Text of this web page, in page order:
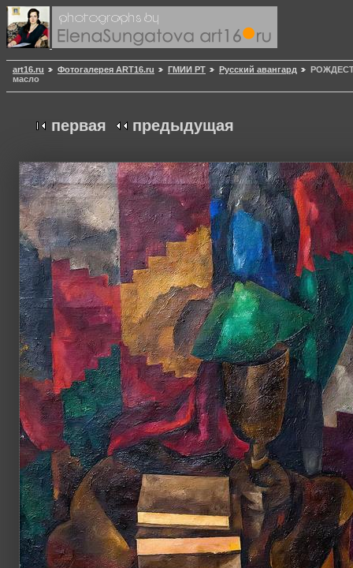
art16.ru Фотогалерея ART16.ru ГМИИ РТ Русский авангард
масло
первая предыдущая